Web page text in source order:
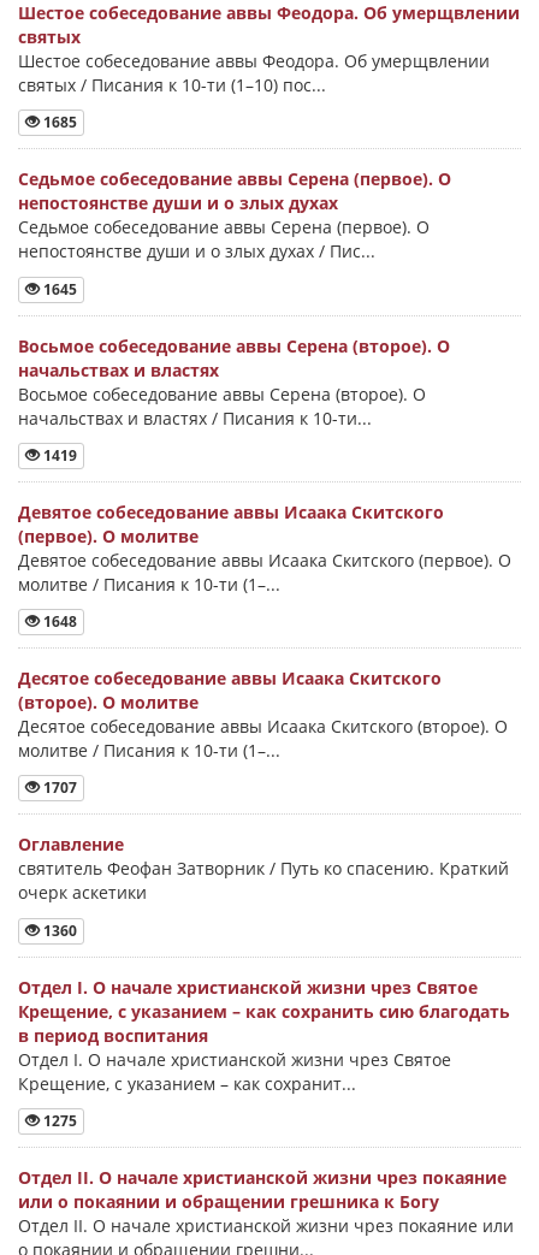
Шестое собеседование аввы Феодора. Об умерщвлении
святых
Шестое собеседование аввы Феодора. Об умерщвлении
святых / Писания к 10-ти (1–10) пос...
1685
Седьмое собеседование аввы Серена (первое). О
непостоянстве души и о злых духах
Седьмое собеседование аввы Серена (первое). О
непостоянстве души и о злых духах / Пис...
1645
Восьмое собеседование аввы Серена (второе). О
начальствах и властях
Восьмое собеседование аввы Серена (второе). О
начальствах и властях / Писания к 10-ти...
1419
Девятое собеседование аввы Исаака Скитского
(первое). О молитве
Девятое собеседование аввы Исаака Скитского (первое). О
молитве / Писания к 10-ти (1–...
1648
Десятое собеседование аввы Исаака Скитского
(второе). О молитве
Десятое собеседование аввы Исаака Скитского (второе). О
молитве / Писания к 10-ти (1–...
1707
Оглавление
святитель Феофан Затворник / Путь ко спасению. Краткий
очерк аскетики
1360
Отдел I. О начале христианской жизни чрез Святое
Крещение, с указанием – как сохранить сию благодать
в период воспитания
Отдел I. О начале христианской жизни чрез Святое
Крещение, с указанием – как сохранит...
1275
Отдел II. О начале христианской жизни чрез покаяние
или о покаянии и обращении грешника к Богу
Отдел II. О начале христианской жизни чрез покаяние или
о покаянии и обращении грешни...